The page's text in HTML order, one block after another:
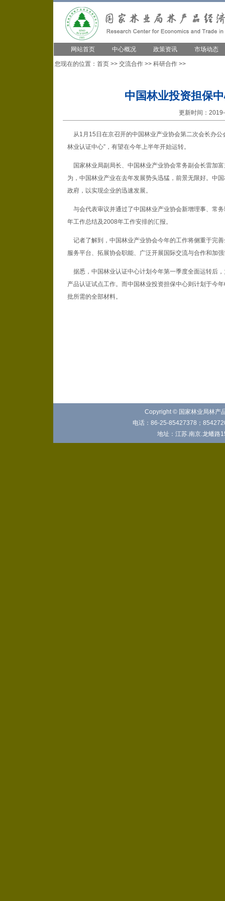
网站首页 中心概况 政策资讯 市场动态
您现在的位置： 首页 >> 交流合作 >> 科研合作 >>
中国林业投资担保
更新时间：
从1月15日在京召开的中国林业产业协会第二次会长办公
林业认证中心”，有望在今年上半年开始运转。
国家林业局副局长、中国林业产业协会常务副会长雷加
为，中国林业产业在去年发展势头迅猛，前景无限好。中
政府，以实现企业的迅速发展。
与会代表审议并通过了中国林业产业协会新增理事、常
年工作总结及2008年工作安排的汇报。
记者了解到，中国林业产业协会今年的工作将侧重于完
服务平台、拓展协会职能、广泛开展国际交流与合作和加
据悉，中国林业认证中心计划今年第一季度全面运转后
产品认证试点工作。而中国林业投资担保中心则计划于今
批所需的全部材料。
Copyright © 国家林业局林产
电话：86-25-85427378；
地址：江苏.南京.龙蟠路